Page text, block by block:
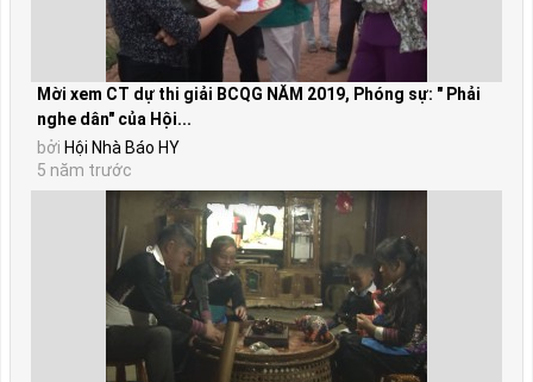
Mời xem CT dự thi giải BCQG NĂM 2019, Phóng sự: " Phải
nghe dân" của Hội...
bởi Hội Nhà Báo HY
5 năm trước